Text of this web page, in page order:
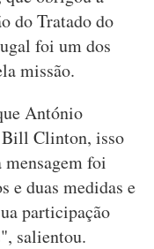
do Tratado do
foi um dos
missão.
António
Bill Clinton, isso
foi
e duas medidas e
participação
salientou.